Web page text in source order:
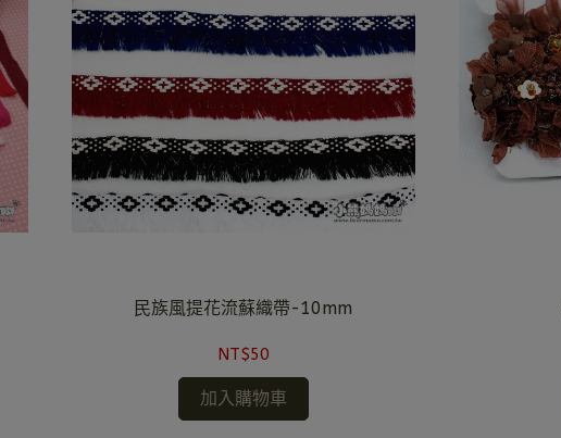
民族風提花流蘇織帶-10mm
NT$50
加入購物車